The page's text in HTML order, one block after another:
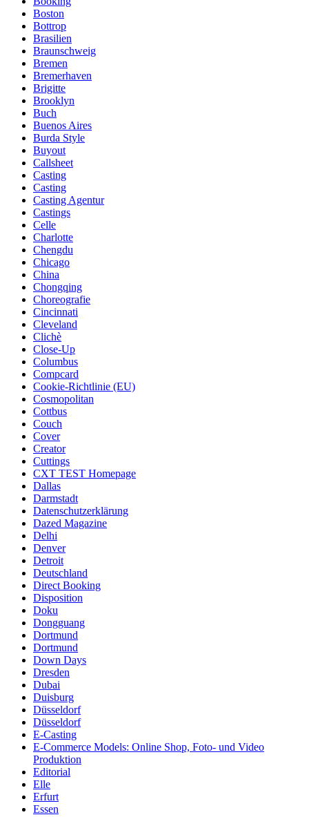
Boston
Bottrop
Brasilien
Braunschweig
Bremen
Bremerhaven
Brigitte
Brooklyn
Buch
Buenos Aires
Burda Style
Buyout
Callsheet
Casting
Casting
Casting Agentur
Castings
Celle
Charlotte
Chengdu
Chicago
China
Chongqing
Choreografie
Cincinnati
Cleveland
Clichè
Close-Up
Columbus
Compcard
Cookie-Richtlinie (EU)
Cosmopolitan
Cottbus
Couch
Cover
Creator
Cuttings
CXT TEST Homepage
Dallas
Darmstadt
Datenschutzerklärung
Dazed Magazine
Delhi
Denver
Detroit
Deutschland
Direct Booking
Disposition
Doku
Dongguang
Dortmund
Dortmund
Down Days
Dresden
Dubai
Duisburg
Düsseldorf
Düsseldorf
E-Casting
E-Commerce Models: Online Shop, Foto- und Video
Produktion
Editorial
Elle
Erfurt
Essen